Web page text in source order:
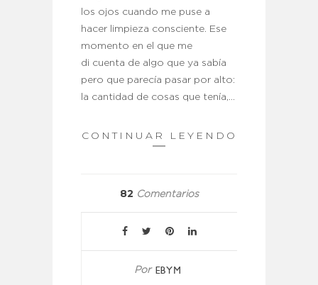
los ojos cuando me puse a
hacer limpieza consciente. Ese
momento en el que me
di cuenta de algo que ya sabía
pero que parecía pasar por alto:
la cantidad de cosas que tenía,…
CONTINUAR LEYENDO
82 Comentarios
Por EBYM